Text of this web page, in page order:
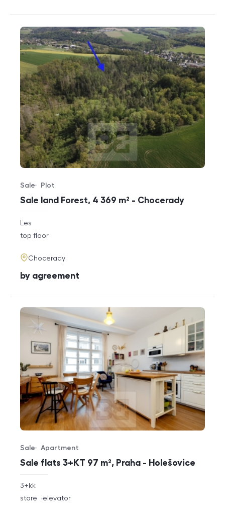
Sale land Forest, 4 369 m² - Chocerady
Offer type
Sale
Property type
Plot
rozměry
disposition
Les
funkce
top floor
adresa
Chocerady
cena
by agreement
Sale flats 3+KT 97 m², Praha - Holešovice
Offer type
Sale
Property type
Apartment
rozměry
disposition
3+kk
funkce
store elevator